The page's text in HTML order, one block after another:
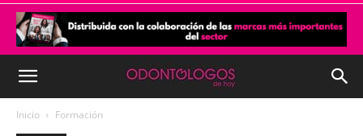
Inicio Formación